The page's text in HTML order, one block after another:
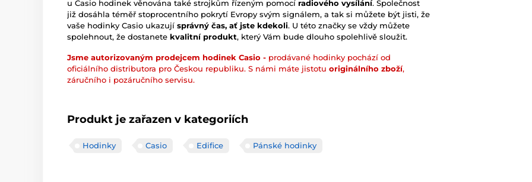
u Casio hodinek věnována také strojkům řízeným pomocí radiového vysílání. Společnost
již dosáhla téměř stoprocentního pokrytí Evropy svým signálem, a tak si můžete být jisti, že
vaše hodinky Casio ukazují správný čas, ať jste kdekoli. U této značky se vždy můžete
spolehnout, že dostanete kvalitní produkt, který Vám bude dlouho spolehlivě sloužit.
Jsme autorizovaným prodejcem hodinek Casio - prodávané hodinky pochází od
oficiálního distributora pro Českou republiku. S námi máte jistotu originálního zboží,
záručního i pozáručního servisu.
Produkt je zařazen v kategoriích
Hodinky Casio Edifice Pánské hodinky